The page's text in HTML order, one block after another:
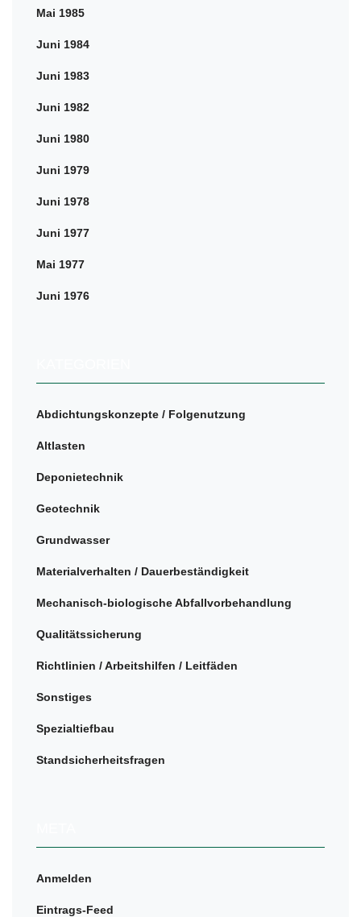
Mai 1985
Juni 1984
Juni 1983
Juni 1982
Juni 1980
Juni 1979
Juni 1978
Juni 1977
Mai 1977
Juni 1976
Abdichtungskonzepte / Folgenutzung
Altlasten
Deponietechnik
Geotechnik
Grundwasser
Materialverhalten / Dauerbeständigkeit
Mechanisch-biologische Abfallvorbehandlung
Qualitätssicherung
Richtlinien / Arbeitshilfen / Leitfäden
Sonstiges
Spezialtiefbau
Standsicherheitsfragen
Anmelden
Eintrags-Feed